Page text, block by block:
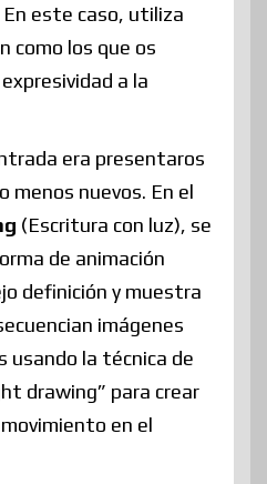
este caso, utiliza
como los que os
a la
era presentaros
menos nuevos. En el
(Escritura con luz), se
de animación
definición y muestra
imágenes
la técnica de
drawing” para crear
en el